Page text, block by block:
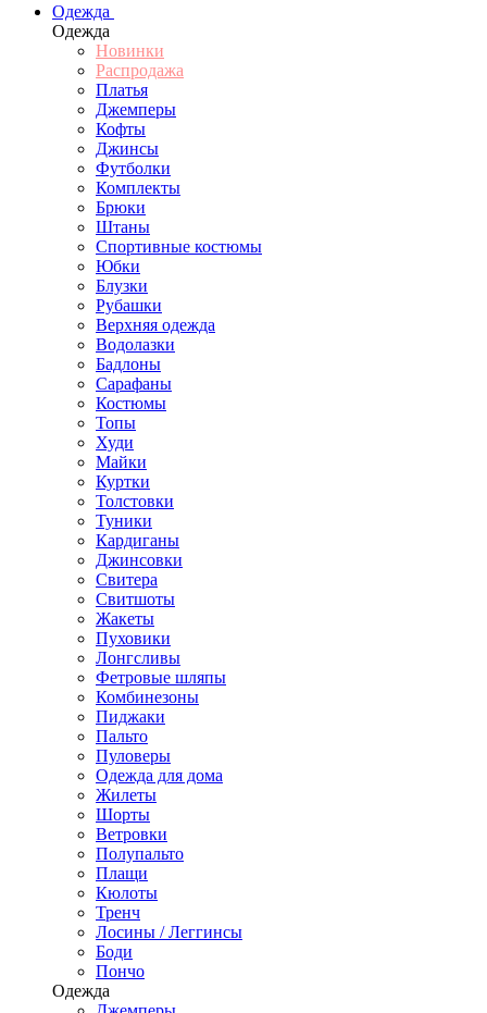
Одежда
Одежда
Новинки
Распродажа
Платья
Джемперы
Кофты
Джинсы
Футболки
Комплекты
Брюки
Штаны
Спортивные костюмы
Юбки
Блузки
Рубашки
Верхняя одежда
Водолазки
Бадлоны
Сарафаны
Костюмы
Топы
Худи
Майки
Куртки
Толстовки
Туники
Кардиганы
Джинсовки
Свитера
Свитшоты
Жакеты
Пуховики
Лонгсливы
Фетровые шляпы
Комбинезоны
Пиджаки
Пальто
Пуловеры
Одежда для дома
Жилеты
Шорты
Ветровки
Полупальто
Плащи
Кюлоты
Тренч
Лосины / Леггинсы
Боди
Пончо
Одежда